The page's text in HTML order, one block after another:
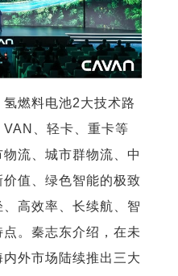
燃料电池2大技术路
、轻卡、重卡等
流、城市群物流、中
值、绿色智能的极致
高效率、长续航、智
。秦志东介绍，在未
外市场陆续推出三大